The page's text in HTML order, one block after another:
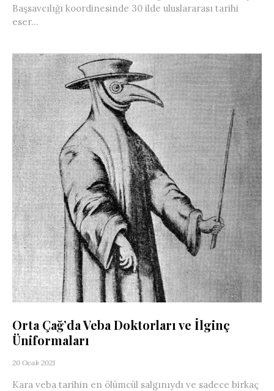
Başsavcılığı koordinesinde 30 ilde uluslararası tarihi
eser...
Orta Çağ’da Veba Doktorları ve İlginç
Üniformaları
20 Ocak 2021
Kara veba tarihin en ölümcül salgınıydı ve sadece birkaç